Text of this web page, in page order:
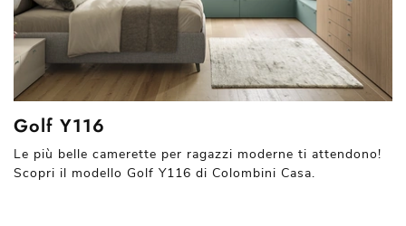
Golf Y116
Le più belle camerette per ragazzi moderne ti attendono!
Scopri il modello Golf Y116 di Colombini Casa.